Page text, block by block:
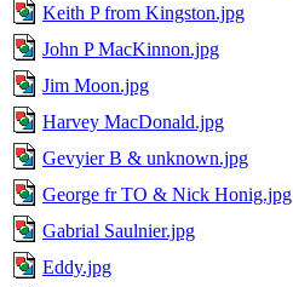
Keith P from Kingston.jpg
John P MacKinnon.jpg
Jim Moon.jpg
Harvey MacDonald.jpg
Gevyier B & unknown.jpg
George fr TO & Nick Honig.jpg
Gabrial Saulnier.jpg
Eddy.jpg